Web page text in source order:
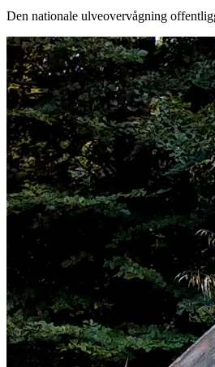
Den nationale ulveovervågning